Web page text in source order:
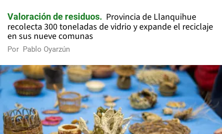
Valoración de residuos
Provincia de Llanquihue
recolecta 300 toneladas de vidrio y expande el reciclaje
en sus nueve comunas
Por Pablo Oyarzún